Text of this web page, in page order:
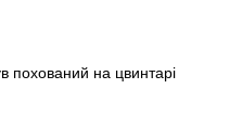
похований на цвинтарі